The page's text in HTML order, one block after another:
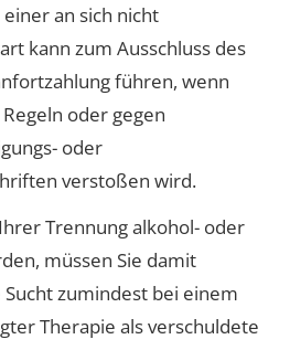
an sich nicht
kann zum Ausschluss des
führen, wenn
oder gegen
oder
verstoßen wird.
Trennung alkohol- oder
müssen Sie damit
zumindest bei einem
Therapie als verschuldete